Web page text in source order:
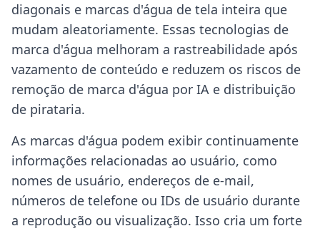
diagonais e marcas d'água de tela inteira que
mudam aleatoriamente. Essas tecnologias de
marca d'água melhoram a rastreabilidade após
vazamento de conteúdo e reduzem os riscos de
remoção de marca d'água por IA e distribuição
de pirataria.
As marcas d'água podem exibir continuamente
informações relacionadas ao usuário, como
nomes de usuário, endereços de e-mail,
números de telefone ou IDs de usuário durante
a reprodução ou visualização. Isso cria um forte